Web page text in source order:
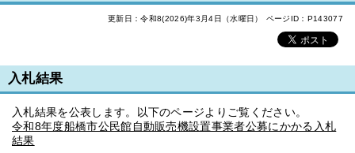
更新日：令和8(2026)年3月4日（水曜日） ページID：P143077
入札結果
入札結果を公表します。以下のページよりご覧ください。
令和8年度船橋市公民館自動販売機設置事業者公募にかかる入札
結果